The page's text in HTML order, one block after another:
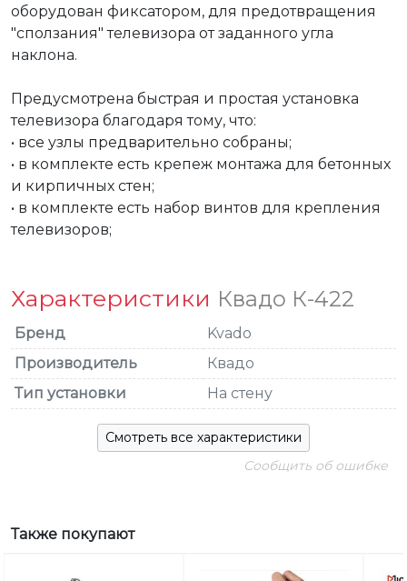
оборудован фиксатором, ​для предотвращения
"сползания" телевизора от заданного угла
наклона.
Предусмотрена быстрая и простая установка
телевизора благодаря тому, что:
• все узлы предварительно собраны;
• в комплекте есть крепеж монтажа для бетонных
и кирпичных стен;
• в комплекте есть набор винтов для крепления
телевизоров;
Характеристики Квадо К-422
Бренд
Kvado
Производитель
Квадо
Тип установки
На стену
Смотреть все характеристики
Сообщить об ошибке
Также покупают